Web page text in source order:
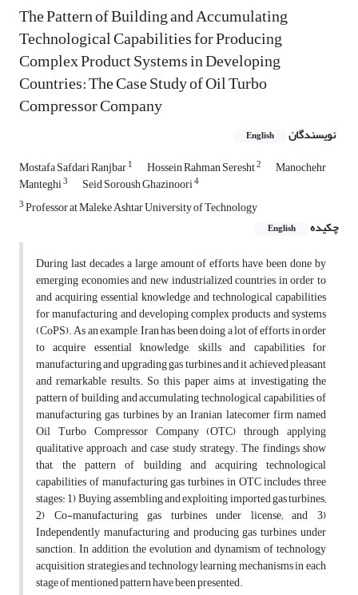
The Pattern of Building and Accumulating
Technological Capabilities for Producing
Complex Product Systems in Developing
Countries: The Case Study of Oil Turbo
Compressor Company
نویسندگان English
Mostafa Safdari Ranjbar1 Hossein Rahman Seresht2 Manochehr
Manteghi3 Seid Soroush Ghazinoori4
3Professor at Maleke Ashtar University of Technology
چکیده
English
During last decades a large amount of efforts have been done by
emerging economies and new industrialized countries in order to
and acquiring essential knowledge and technological capabilities
for manufacturing and developing complex products and systems
(CoPS). As an example, Iran has been doing a lot of efforts in order
to acquire essential knowledge, skills and capabilities for
manufacturing and upgrading gas turbines and it achieved pleasant
and remarkable results. So, this paper aims at investigating the
pattern of building and accumulating technological capabilities of
manufacturing gas turbines by an Iranian latecomer firm named
Oil Turbo Compressor Company (OTC) through applying
qualitative approach and case study strategy. The findings show
that, the pattern of building and acquiring technological
capabilities of manufacturing gas turbines in OTC includes three
stages: 1) Buying, assembling and exploiting imported gas turbines;
2) Co-manufacturing gas turbines under license; and 3)
Independently manufacturing and producing gas turbines under
sanction. In addition, the evolution and dynamism of technology
acquisition strategies and technology learning mechanisms in each
stage of mentioned pattern have been presented.